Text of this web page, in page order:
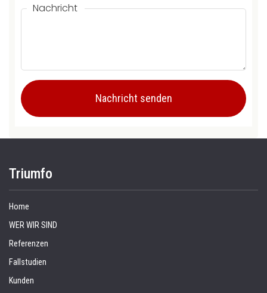
Nachricht
Triumfo
Home
WER WIR SIND
Referenzen
Fallstudien
Kunden